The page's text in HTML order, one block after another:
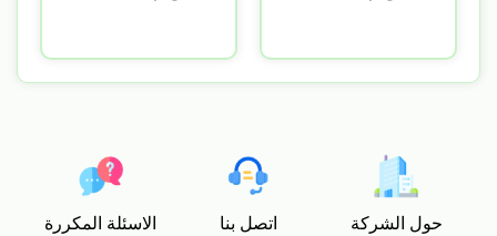
حول الشركة اتصل بنا الاسئلة المكررة